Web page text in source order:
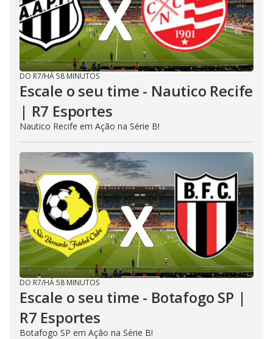
DO R7/HÁ 58 MINUTOS
Escale o seu time - Nautico Recife
| R7 Esportes
Nautico Recife em Ação na Série B!
DO R7/HÁ 58 MINUTOS
Escale o seu time - Botafogo SP |
R7 Esportes
Botafogo SP em Ação na Série B!